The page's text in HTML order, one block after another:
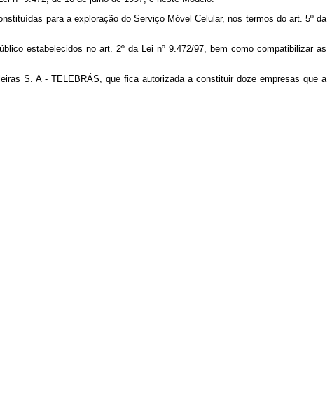
para a exploração do Serviço Móvel Celular, nos termos do art. 5º da
estabelecidos no art. 2º da Lei nº 9.472/97, bem como compatibilizar as
S. A - TELEBRÁS, que fica autorizada a constituir doze empresas que a